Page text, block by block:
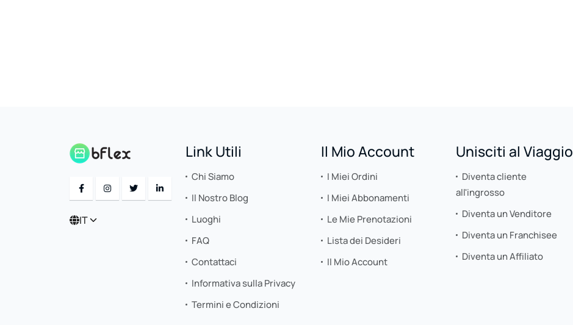
IT
Link Utili
Chi Siamo
Il Nostro Blog
Luoghi
FAQ
Contattaci
Informativa sulla Privacy
Termini e Condizioni
Il Mio Account
I Miei Ordini
I Miei Abbonamenti
Le Mie Prenotazioni
Lista dei Desideri
Il Mio Account
Unisciti al Viaggio
Diventa cliente
all'ingrosso
Diventa un Venditore
Diventa un Franchisee
Diventa un Affiliato